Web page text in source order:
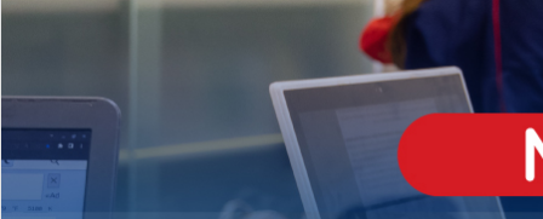
MÉDIO
igh School
Dupla Diplomação